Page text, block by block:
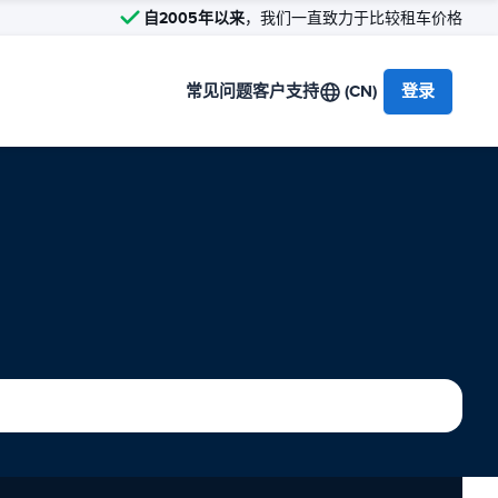
自2005年以来，我们一直致力于比较租车价格
常见问题客户支持 (CN) 登录